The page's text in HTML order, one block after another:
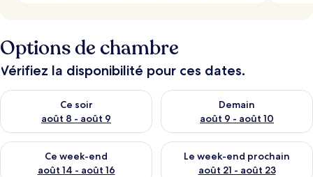
Options de chambre
Vérifiez la disponibilité pour ces dates.
Ce soir
août 8 - août 9
Vérifier la disponibilité pour ce soir août 8 - août 9
Demain
août 9 - août 10
Vérifier la disponibilité pour
Ce week-end
août 14 - août 16
Vérifier la disponibilité pour ce week-end août 14 - août 16
Le week-end prochain
août 21 - août 23
Vérifier la disponibilité pour